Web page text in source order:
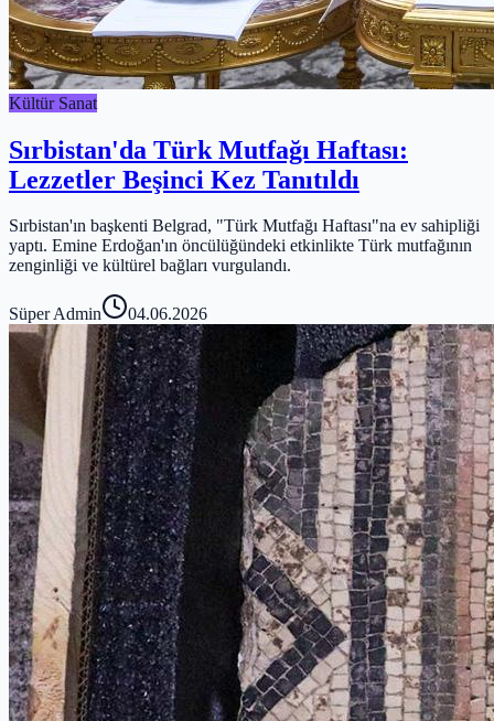
Kültür Sanat
Sırbistan'da Türk Mutfağı Haftası:
Lezzetler Beşinci Kez Tanıtıldı
Sırbistan'ın başkenti Belgrad, "Türk Mutfağı Haftası"na ev sahipliği
yaptı. Emine Erdoğan'ın öncülüğündeki etkinlikte Türk mutfağının
zenginliği ve kültürel bağları vurgulandı.
Süper Admin 04.06.2026